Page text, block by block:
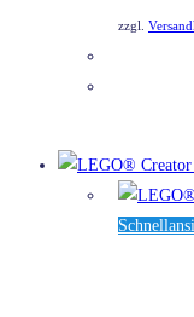
zzgl.